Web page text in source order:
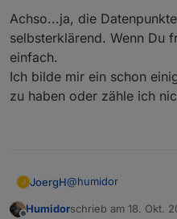
Achso...ja, die
selbsterklärend. Wenn Du
einfach.
Ich bilde mir ein schon
zu haben oder zähle ich
J JoergH@humidor
Achso...ja, die
Humidorschrieb am 18. Okt.
zuletzt editiert von